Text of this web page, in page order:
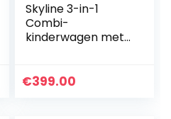
Skyline 3-in-1
Combi-
kinderwagen met
sportbuggy-
€399.00